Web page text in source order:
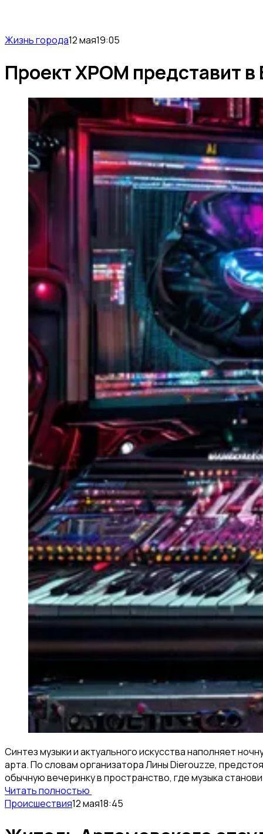
Жизнь города12 мая19:05
Проект ХРОМ представит
Синтез музыки и актуального искусства наполняет
арта. По словам организатора Лины Dierouzze,
обычную вечеринку в пространство, где музыка
Читать полностью
Происшествия12 мая18:45